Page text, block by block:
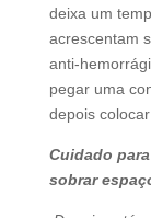
deixa um
acrescentam
anti-
pegar uma
depois
Cuidado
sobrar